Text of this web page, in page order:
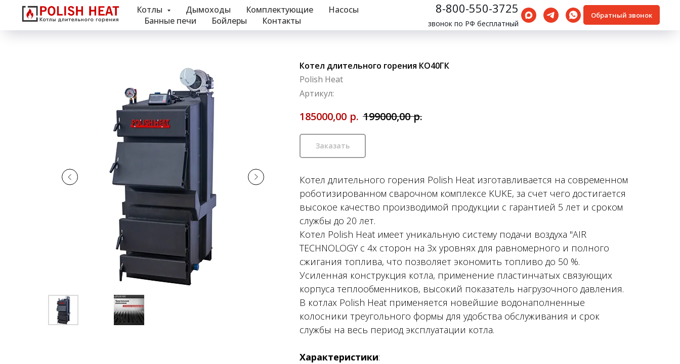
Котлы Дымоходы Комплектующие
Насосы
Банные печи
Бойлеры Контакты
8-800-550-3725
звонок по РФ бесплатный
Обратный звонок
Котел длительного горения КО40ГК
Polish Heat
Артикул:
185000,00 р. 199000,00 р.
Заказать
Котел длительного горения Polish Heat изготавливается на современном
роботизированном сварочном комплексе KUKE, за счет чего достигается
высокое качество производимой продукции с гарантией 5 лет и сроком
службы до 20 лет.
Котел Polish Heat имеет уникальную систему подачи воздуха "AIR
TECHNOLOGY с 4х сторон на 3х уровнях для равномерного и полного
сжигания топлива, что позволяет экономить топливо до 50 %.
Усиленная конструкция котла, применение пластинчатых связующих
корпуса теплообменников, высокий показатель нагрузочного давления.
В котлах Polish Heat применяется новейшие водонаполненные
колосники треугольного формы для удобства обслуживания и срок
службы на весь период эксплуатации котла.
Характеристики: